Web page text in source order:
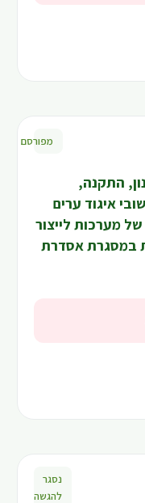
מפורסם
2026 תכנון, התקנה,
איגוד ערים
מערכות לייצור
אסדרת
נסגר
להגשה